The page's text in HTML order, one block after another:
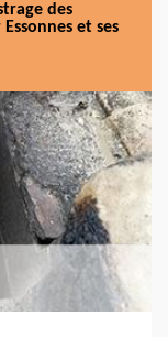
des
et ses